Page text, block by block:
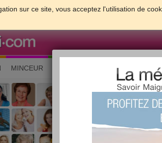
sur ce site, vous acceptez l'utilisation de
MINCEUR FORME & SANTE